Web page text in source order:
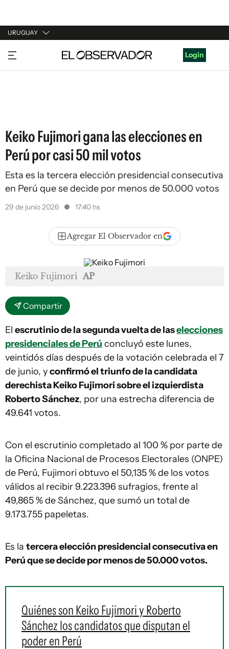
URUGUAY
URUGUAY
ARGENTINA
Login
Keiko Fujimori gana las elecciones en
Perú por casi 50 mil votos
Esta es la tercera elección presidencial consecutiva
en Perú que se decide por menos de 50.000 votos
29 de junio 2026 17:40 hs
Agregar El Observador en
Keiko Fujimori AP
Compartir
El escrutinio de la segunda vuelta de laselecciones
presidenciales de Perú concluyó este lunes,
veintidós días después de la votación celebrada el 7
de junio, yconfirmó el triunfo de la candidata
derechista Keiko Fujimori sobre el izquierdista
Roberto Sánchez, por una estrecha diferencia de
49.641 votos.
Con el escrutinio completado al 100 % por parte de
la Oficina Nacional de Procesos Electorales (ONPE)
de Perú, Fujimori obtuvo el 50,135 % de los votos
válidos al recibir 9.223.396 sufragios, frente al
49,865 % de Sánchez, que sumó un total de
9.173.755 papeletas.
Es la tercera elección presidencial consecutiva en
Perú que se decide por menos de 50.000 votos.
Quiénes son Keiko Fujimori y Roberto
Sánchez los candidatos que disputan el
poder en Perú